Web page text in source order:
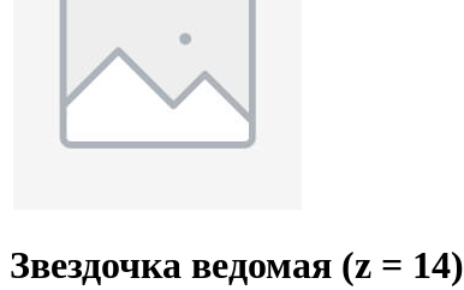
Звездочка ведомая (z = 14)